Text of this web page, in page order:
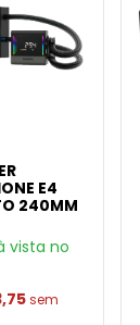
E4
240MM
sem